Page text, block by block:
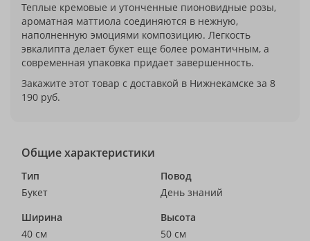
Теплые кремовые и утонченные пионовидные розы,
ароматная маттиола соединяются в нежную,
наполненную эмоциями композицию. Легкость
эвкалипта делает букет еще более романтичным, а
современная упаковка придает завершенность.
Закажите этот товар с доставкой в Нижнекамске за 8
190 руб.
Общие характеристики
Тип
Букет
Повод
День знаний
Ширина
40 см
Высота
50 см